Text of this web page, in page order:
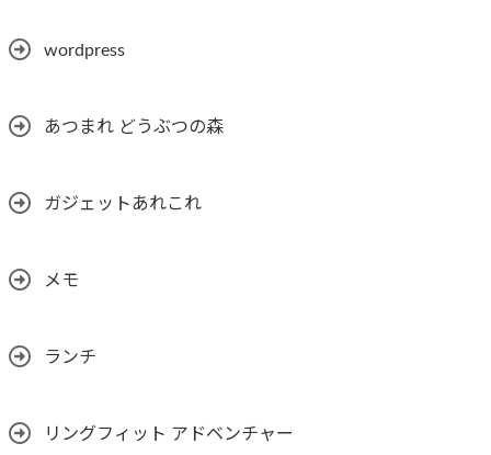
wordpress
あつまれ どうぶつの森
ガジェットあれこれ
メモ
ランチ
リングフィット アドベンチャー